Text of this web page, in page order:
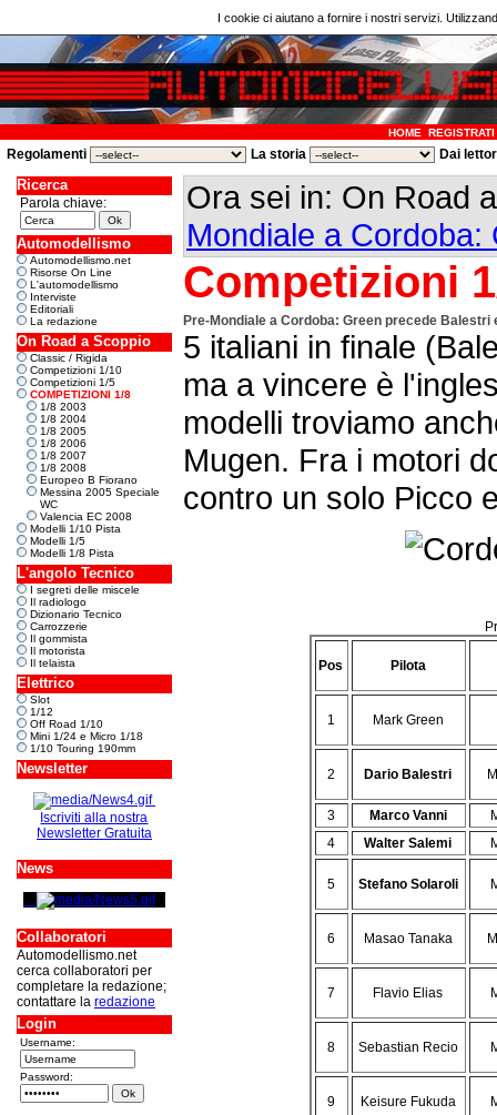
I cookie ci aiutano a fornire i nostri servizi.
HOME REGISTRATI
Regolamenti La storia Dai
Ricerca
Parola chiave:
Automodellismo
Automodellismo.net
Risorse On Line
L'automodellismo
Interviste
Editoriali
La redazione
On Road a Scoppio
Classic / Rigida
Competizioni 1/10
Competizioni 1/5
COMPETIZIONI 1/8
1/8 2003
1/8 2004
1/8 2005
1/8 2006
1/8 2007
1/8 2008
Europeo B Fiorano
Messina 2005 Speciale
WC
Valencia EC 2008
Modelli 1/10 Pista
Modelli 1/5
Modelli 1/8 Pista
L'angolo Tecnico
I segreti delle miscele
Il radiologo
Dizionario Tecnico
Carrozzerie
Il gommista
Il motorista
Il telaista
Elettrico
Slot
1/12
Off Road 1/10
Mini 1/24 e Micro 1/18
1/10 Touring 190mm
Newsletter
Iscriviti alla nostra
Newsletter Gratuita
News
Collaboratori
Automodellismo.net
cerca collaboratori per
completare la redazione;
contattare la redazione
Login
Username:
Password:
Ora sei in: On Road
Mondiale a
Competizioni
Pre-Mondiale a Cordoba: Green precede Balestri
5 italiani in finale
ma a vincere è
modelli troviamo
Mugen. Fra i motori
contro un solo Picco
Pos Pilota
1 Mark Green
2 Dario Balestri
3 Marco Vanni
4
Walter Salemi
5 Stefano Solaroli
6 Masao Tanaka
7 Flavio Elias
8 Sebastian Recio
9 Keisure Fukuda